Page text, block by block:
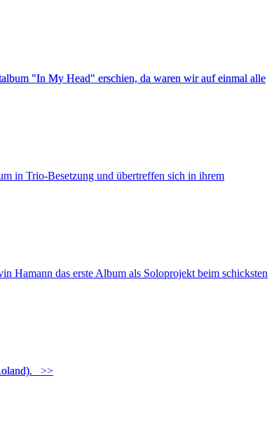
"In My Head" erschien, da waren wir auf einmal alle
in Trio-Besetzung und übertreffen sich in ihrem
das erste Album als Soloprojekt beim schicksten
>>